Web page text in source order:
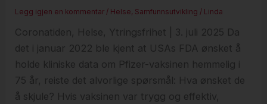
Legg igjen en kommentar / Helse, Samfunnsutvikling / Linda
Coronatiden, Helse, Ytringsfrihet | 3. juli 2025 Da
det i januar 2022 ble kjent at USAs FDA ønsket å
holde kliniske data om Pfizer-vaksinen hemmelig i
75 år, reiste det alvorlige spørsmål: Hva ønsket de
å skjule? Hvis vaksinen var trygg og effektiv,